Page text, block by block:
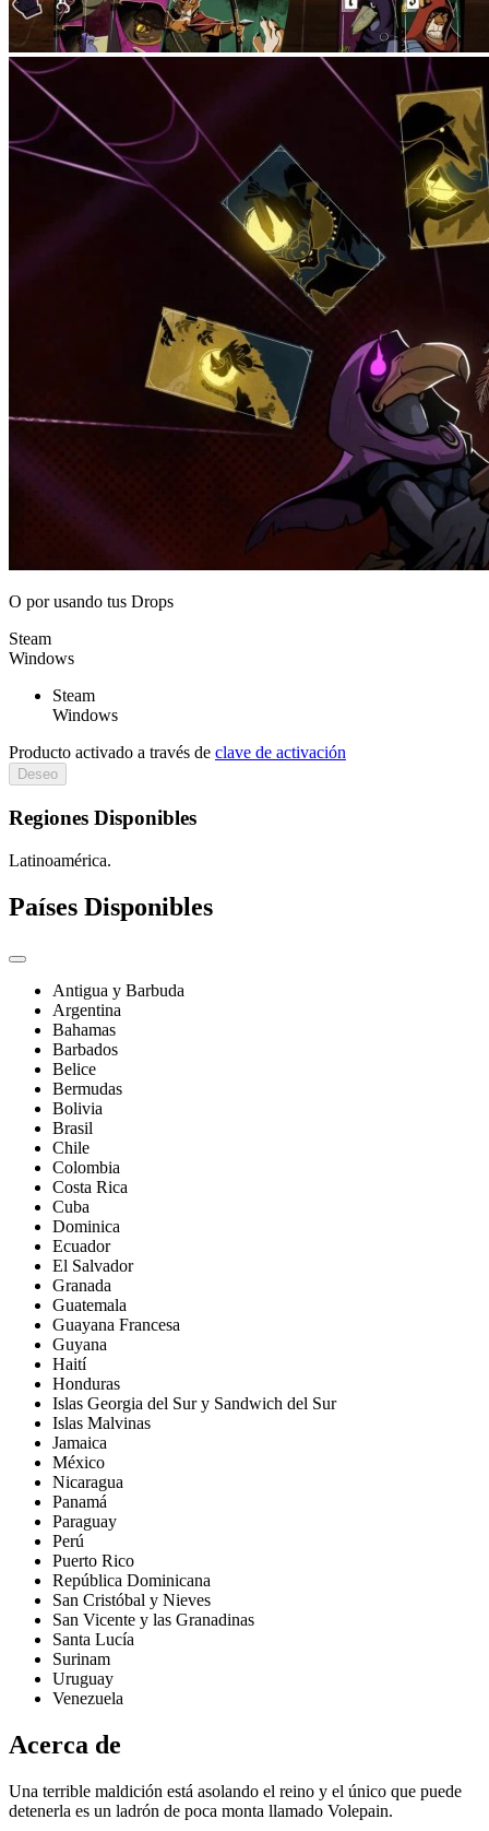
O porusando tus Drops
Steam
Windows
Steam
Windows
Producto activado a través de clave de activación
Deseo
Regiones Disponibles
Latinoamérica.
Países Disponibles
Antigua y Barbuda
Argentina
Bahamas
Barbados
Belice
Bermudas
Bolivia
Brasil
Chile
Colombia
Costa Rica
Cuba
Dominica
Ecuador
El Salvador
Granada
Guatemala
Guayana Francesa
Guyana
Haití
Honduras
Islas Georgia del Sur y Sandwich del Sur
Islas Malvinas
Jamaica
México
Nicaragua
Panamá
Paraguay
Perú
Puerto Rico
República Dominicana
San Cristóbal y Nieves
San Vicente y las Granadinas
Santa Lucía
Surinam
Uruguay
Venezuela
Acerca de
Una terrible maldición está asolando el reino y el único que puede
detenerla es un ladrón de poca monta llamado Volepain.